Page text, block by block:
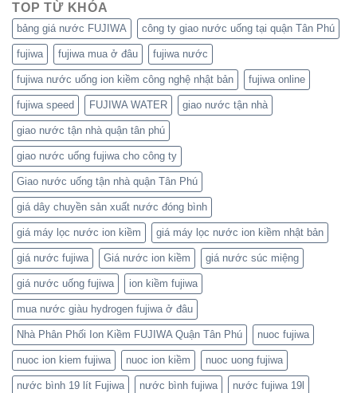
TOP TỪ KHÓA
bảng giá nước FUJIWA công ty giao nước uống tại quận Tân Phú
fujiwa fujiwa mua ở đâu fujiwa nước
fujiwa nước uống ion kiềm công nghệ nhật bản fujiwa online
fujiwa speed FUJIWA WATER giao nước tận nhà
giao nước tận nhà quận tân phú
giao nước uống fujiwa cho công ty
Giao nước uống tận nhà quận Tân Phú
giá dây chuyền sản xuất nước đóng bình
giá máy lọc nước ion kiềm giá máy lọc nước ion kiềm nhật bản
giá nước fujiwa Giá nước ion kiềm giá nước súc miệng
giá nước uống fujiwa ion kiềm fujiwa
mua nước giàu hydrogen fujiwa ở đâu
Nhà Phân Phối Ion Kiềm FUJIWA Quận Tân Phú nuoc fujiwa
nuoc ion kiem fujiwa nuoc ion kiềm nuoc uong fujiwa
nước bình 19 lít Fujiwa nước bình fujiwa nước fujiwa 19l